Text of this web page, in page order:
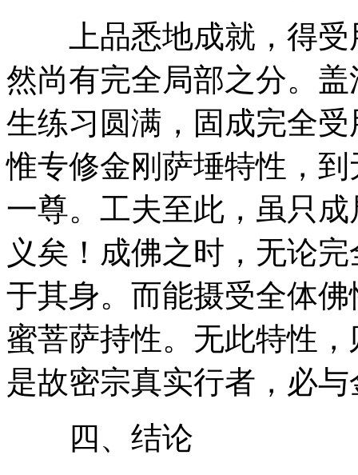
上品悉地成就，得受
然尚有完全局部之分。
生练习圆满，固成完全
惟专修金刚萨埵特性，
一尊。工夫至此，虽只
义矣！成佛之时，无论
于其身。而能摄受全体
蜜菩萨持性。无此特性
是故密宗真实行者，必
四、结论